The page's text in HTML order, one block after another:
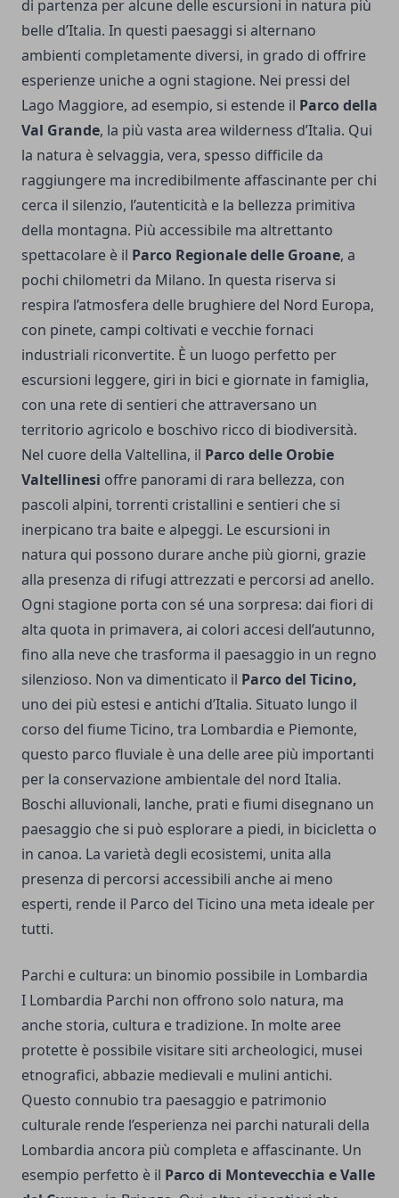
di partenza per alcune delle escursioni in natura più
belle d’Italia. In questi paesaggi si alternano
ambienti completamente diversi, in grado di offrire
esperienze uniche a ogni stagione. Nei pressi del
Lago Maggiore, ad esempio, si estende il Parco della
Val Grande, la più vasta area wilderness d’Italia. Qui
la natura è selvaggia, vera, spesso difficile da
raggiungere ma incredibilmente affascinante per chi
cerca il silenzio, l’autenticità e la bellezza primitiva
della montagna. Più accessibile ma altrettanto
spettacolare è il Parco Regionale delle Groane, a
pochi chilometri da Milano. In questa riserva si
respira l’atmosfera delle brughiere del Nord Europa,
con pinete, campi coltivati e vecchie fornaci
industriali riconvertite. È un luogo perfetto per
escursioni leggere, giri in bici e giornate in famiglia,
con una rete di sentieri che attraversano un
territorio agricolo e boschivo ricco di biodiversità.
Nel cuore della Valtellina, il Parco delle Orobie
Valtellinesi offre panorami di rara bellezza, con
pascoli alpini, torrenti cristallini e sentieri che si
inerpicano tra baite e alpeggi. Le escursioni in
natura qui possono durare anche più giorni, grazie
alla presenza di rifugi attrezzati e percorsi ad anello.
Ogni stagione porta con sé una sorpresa: dai fiori di
alta quota in primavera, ai colori accesi dell’autunno,
fino alla neve che trasforma il paesaggio in un regno
silenzioso. Non va dimenticato il Parco del Ticino,
uno dei più estesi e antichi d’Italia. Situato lungo il
corso del fiume Ticino, tra Lombardia e Piemonte,
questo parco fluviale è una delle aree più importanti
per la conservazione ambientale del nord Italia.
Boschi alluvionali, lanche, prati e fiumi disegnano un
paesaggio che si può esplorare a piedi, in bicicletta o
in canoa. La varietà degli ecosistemi, unita alla
presenza di percorsi accessibili anche ai meno
esperti, rende il Parco del Ticino una meta ideale per
tutti.
Parchi e cultura: un binomio possibile in Lombardia
I Lombardia Parchi non offrono solo natura, ma
anche storia, cultura e tradizione. In molte aree
protette è possibile visitare siti archeologici, musei
etnografici, abbazie medievali e mulini antichi.
Questo connubio tra paesaggio e patrimonio
culturale rende l’esperienza nei parchi naturali della
Lombardia ancora più completa e affascinante. Un
esempio perfetto è il Parco di Montevecchia e Valle